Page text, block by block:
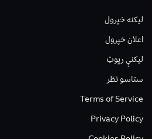
لیکنه خپرول
اعلان خپرول
لیکنې رپوټ
ستاسو نظر
Terms of Service
Privacy Policy